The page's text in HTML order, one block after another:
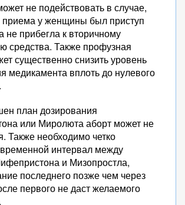
не подействовать в случае,
приема у женщины был приступ
не прибегла к вторичному
средства. Также профузная
существенно снизить уровень
медикамента вплоть до нулевого
план дозирования
или Миролюта аборт может не
Также необходимо четко
интервал между
и Мизопростла,
последнего позже чем через
первого не даст желаемого